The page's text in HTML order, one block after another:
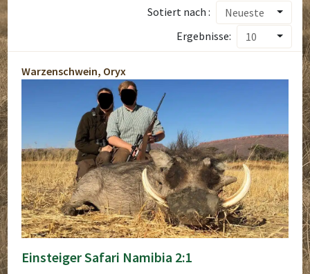
Sotiert nach :
Neueste
Ergebnisse:
10
Warzenschwein, Oryx
Einsteiger Safari Namibia 2:1